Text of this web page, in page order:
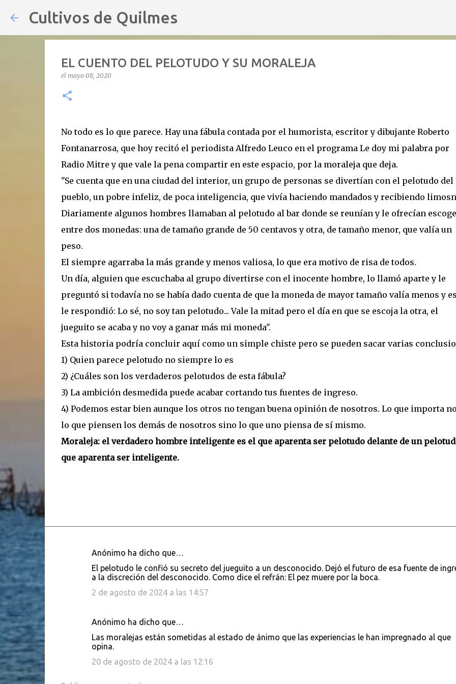
Cultivos de Quilmes
EL CUENTO DEL PELOTUDO Y SU MORALEJA
el mayo 08, 2020
No todo es lo que parece. Hay una fábula contada por el humorista, escritor y dibujante Roberto
Fontanarrosa, que hoy recitó el periodista Alfredo Leuco en el programa Le doy mi palabra por
Radio Mitre y que vale la pena compartir en este espacio, por la moraleja que deja.
"Se cuenta que en una ciudad del interior, un grupo de personas se divertían con el pelotudo del
pueblo, un pobre infeliz, de poca inteligencia, que vivía haciendo mandados y recibiendo
Diariamente algunos hombres llamaban al pelotudo al bar donde se reunían y le ofrecían
entre dos monedas: una de tamaño grande de 50 centavos y otra, de tamaño menor, que valía un
peso.
El siempre agarraba la más grande y menos valiosa, lo que era motivo de risa de todos.
Un día, alguien que escuchaba al grupo divertirse con el inocente hombre, lo llamó aparte y le
preguntó si todavía no se había dado cuenta de que la moneda de mayor tamaño valía menos y
le respondió: Lo sé, no soy tan pelotudo... Vale la mitad pero el día en que se escoja la otra, el
jueguito se acaba y no voy a ganar más mi moneda".
Esta historia podría concluir aquí como un simple chiste pero se pueden sacar varias
1) Quien parece pelotudo no siempre lo es
2) ¿Cuáles son los verdaderos pelotudos de esta fábula?
3) La ambición desmedida puede acabar cortando tus fuentes de ingreso.
4) Podemos estar bien aunque los otros no tengan buena opinión de nosotros. Lo que importa
lo que piensen los demás de nosotros sino lo que uno piensa de sí mismo.
Moraleja: el verdadero hombre inteligente es el que aparenta ser pelotudo delante de un
que aparenta ser inteligente.
Anónimo ha dicho que…
El pelotudo le confió su secreto del jueguito a un desconocido. Dejó el futuro de esa fuente de
a la discreción del desconocido. Como dice el refrán: El pez muere por la boca.
2 de agosto de 2024 a las 14:57
Anónimo ha dicho que…
Las moralejas están sometidas al estado de ánimo que las experiencias le han impregnado al que
opina.
20 de agosto de 2024 a las 12:16